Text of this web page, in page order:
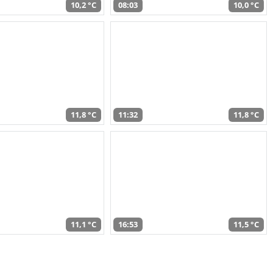
10,2 °C 08:03 10,0 °C
11,8 °C 11:32 11,8 °C
11,1 °C 16:53 11,5 °C